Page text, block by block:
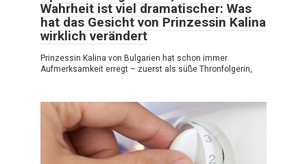
Wahrheit ist viel dramatischer: Was
hat das Gesicht von Prinzessin Kalina
wirklich verändert
Prinzessin Kalina von Bulgarien hat schon immer
Aufmerksamkeit erregt – zuerst als süße Thronfolgerin,